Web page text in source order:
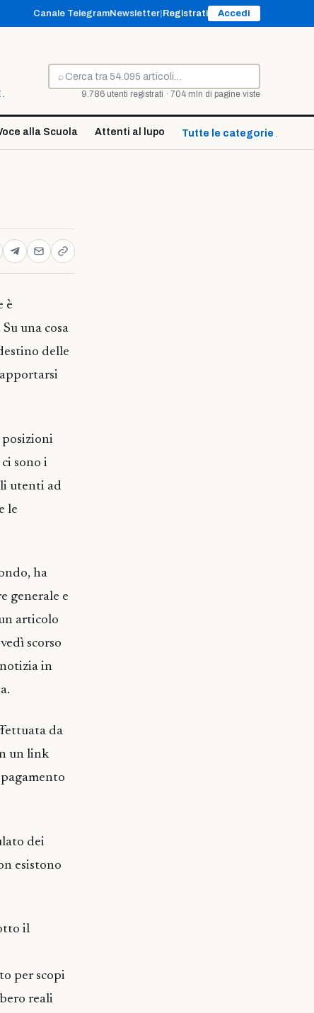
Canale TelegramNewsletter Registrati Accedi
⌕
Cerca
9.786 utenti registrati · 704 mln di pagine viste
alla Scuola Attenti al lupo Tutte le categorie ↓
è
una cosa
delle
posizioni
sono i
utenti ad
le
ha
generale e
articolo
scorso
in
da
un link
dei
esistono
il
per scopi
reali